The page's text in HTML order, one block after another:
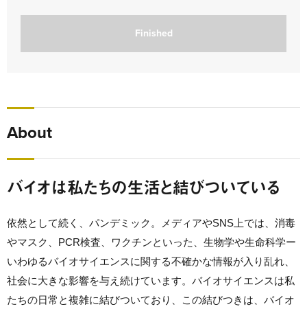
Finished
About
バイオは私たちの生活と結びついている
依然として続く、パンデミック。メディアやSNS上では、消毒
やマスク、PCR検査、ワクチンといった、生物学や生命科学ー
いわゆるバイオサイエンスに関する不確かな情報が入り乱れ、
社会に大きな影響を与え続けています。バイオサイエンスは私
たちの日常と複雑に結びついており、この結びつきは、バイオ